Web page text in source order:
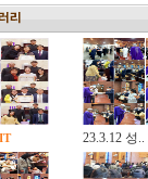
23.3.12 성..